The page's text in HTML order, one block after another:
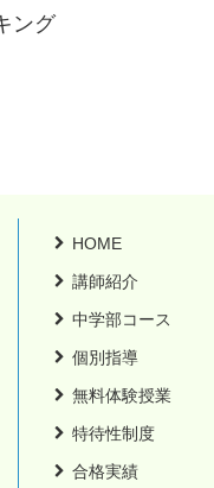
ング
HOME
講師紹介
中学部コース
個別指導
無料体験授業
特待性制度
合格実績